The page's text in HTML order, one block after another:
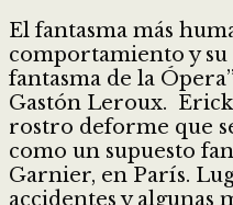
El fantasma más
comportamiento y su
fantasma de la
Gastón Leroux.
rostro deforme que
como un supuesto
Garnier, en París.
accidentes y algunas